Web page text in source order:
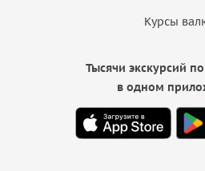
Курсы
Тысячи экскурсий
в одном